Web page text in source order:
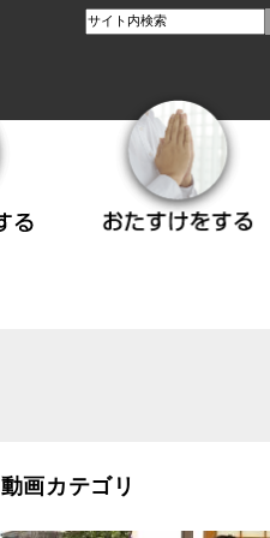
動画カテゴリ